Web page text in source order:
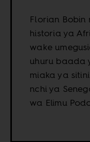
Florian Bobin
historia ya
wake
uhuru baada
miaka ya
nchi ya
wa Elimu